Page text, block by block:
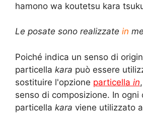
hamono wa koutetsu kara
Le posate sono realizzate in
Poiché indica un senso di
particella kara può essere
sostituire l'opzione particella in
senso di composizione. In ogni
particella kara viene utilizzato